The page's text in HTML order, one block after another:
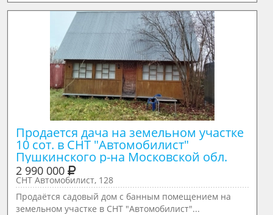
Продается дача на земельном участке
10 сот. в СНТ "Автомобилист"
Пушкинского р-на Московской обл.
2 990 000
СНТ Автомобилист, 128
Продаётся садовый дом с банным помещением на
земельном участке в СНТ "Автомобилист"...